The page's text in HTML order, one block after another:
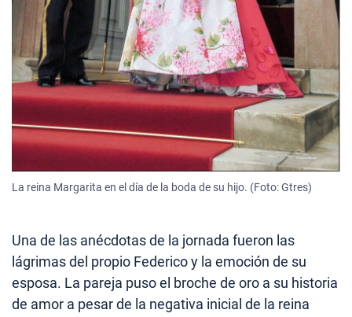
La reina Margarita en el día de la boda de su hijo. (Foto: Gtres)
Una de las anécdotas de la jornada fueron las
lágrimas del propio Federico y la emoción de su
esposa. La pareja puso el broche de oro a su historia
de amor a pesar de la negativa inicial de la reina